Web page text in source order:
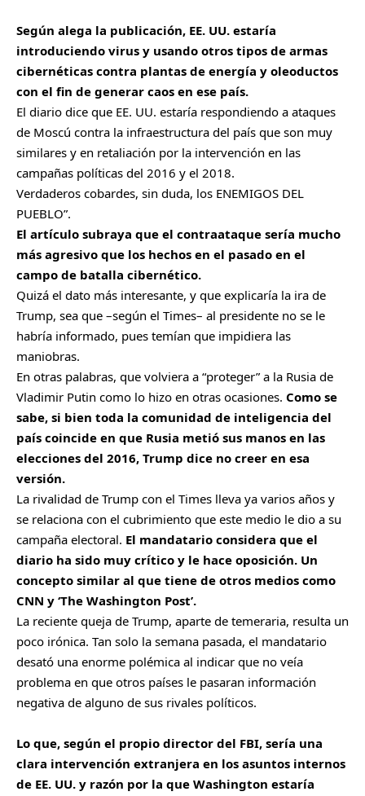
Según alega la publicación, EE. UU. estaría
introduciendo virus y usando otros tipos de armas
cibernéticas contra plantas de energía y oleoductos
con el fin de generar caos en ese país.
El diario dice que EE. UU. estaría respondiendo a ataques
de Moscú contra la infraestructura del país que son muy
similares y en retaliación por la intervención en las
campañas políticas del 2016 y el 2018.
Verdaderos cobardes, sin duda, los ENEMIGOS DEL
PUEBLO”.
El artículo subraya que el contraataque sería mucho
más agresivo que los hechos en el pasado en el
campo de batalla cibernético.
Quizá el dato más interesante, y que explicaría la ira de
Trump, sea que –según el Times– al presidente no se le
habría informado, pues temían que impidiera las
maniobras.
En otras palabras, que volviera a “proteger” a la Rusia de
Vladimir Putin como lo hizo en otras ocasiones. Como se
sabe, si bien toda la comunidad de inteligencia del
país coincide en que Rusia metió sus manos en las
elecciones del 2016, Trump dice no creer en esa
versión.
La rivalidad de Trump con el Times lleva ya varios años y
se relaciona con el cubrimiento que este medio le dio a su
campaña electoral. El mandatario considera que el
diario ha sido muy crítico y le hace oposición. Un
concepto similar al que tiene de otros medios como
CNN y ‘The Washington Post’.
La reciente queja de Trump, aparte de temeraria, resulta un
poco irónica. Tan solo la semana pasada, el mandatario
desató una enorme polémica al indicar que no veía
problema en que otros países le pasaran información
negativa de alguno de sus rivales políticos.
Lo que, según el propio director del FBI, sería una
clara intervención extranjera en los asuntos internos
de EE. UU. y razón por la que Washington estaría